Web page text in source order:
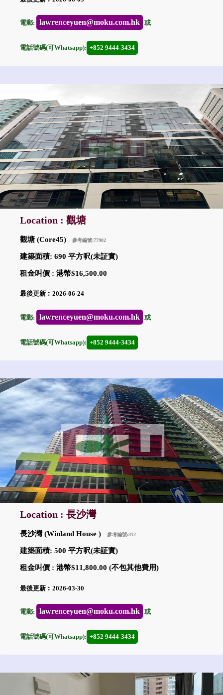
電郵: lawrenceyuen@moku.com.hk 或
電話號碼(可Whatsapp): +852 9444-3434
Location : 觀塘
觀塘 (Core45) 參考編號:77902
建築面積: 690 平方呎(未証實)
租金叫價 : 港幣$16,500.00
最後更新︰2026-06-24
電郵: lawrenceyuen@moku.com.hk 或
電話號碼(可Whatsapp): +852 9444-3434
Location : 長沙灣
長沙灣 (Winland House ) 參考編號:312
建築面積: 500 平方呎(未証實)
租金叫價 : 港幣$11,800.00 (不包其他費用)
最後更新︰2026-03-30
電郵: lawrenceyuen@moku.com.hk 或
電話號碼(可Whatsapp): +852 9444-3434